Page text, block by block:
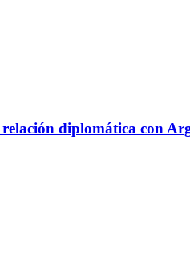
diplomática con